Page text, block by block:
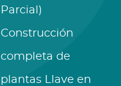
Parcial)
Construcción
completa de
plantas Llave en